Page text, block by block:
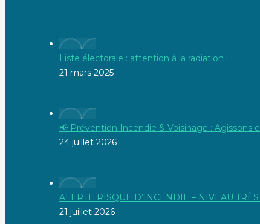
Liste électorale : attention à la radiation !
21 mars 2025
📢 Prévention Incendie & Voisinage : Agissons
24 juillet 2026
ALERTE RISQUE D’INCENDIE – NIVEAU
21 juillet 2026